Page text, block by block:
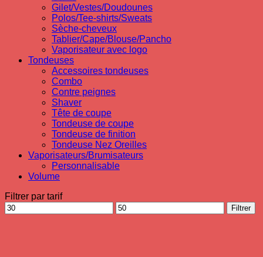
Gilet/Vestes/Doudounes
Polos/Tee-shirts/Sweats
Sèche-cheveux
Tablier/Cape/Blouse/Pancho
Vaporisateur avec logo
Tondeuses
Accessoires tondeuses
Combo
Contre peignes
Shaver
Tête de coupe
Tondeuse de coupe
Tondeuse de finition
Tondeuse Nez Oreilles
Vaporisateurs/Brumisateurs
Personnalisable
Volume
Filtrer par tarif
Prix
min
Prix
max
Filtrer